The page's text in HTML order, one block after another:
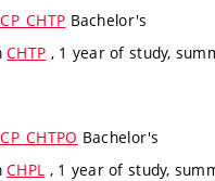
Bachelor's
CHTP , 1 year of study,
Bachelor's
CHPL , 1 year of study,